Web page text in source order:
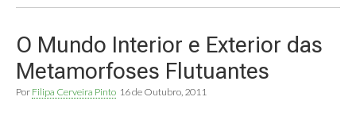
O Mundo Interior e Exterior das
Metamorfoses Flutuantes
Por Filipa Cerveira Pinto 16 de Outubro, 2011